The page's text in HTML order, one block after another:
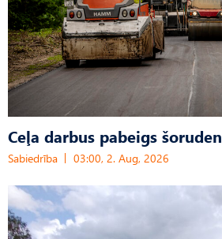
Ceļa darbus pabeigs šoruden
Sabiedrība 03:00, 2. Aug, 2026